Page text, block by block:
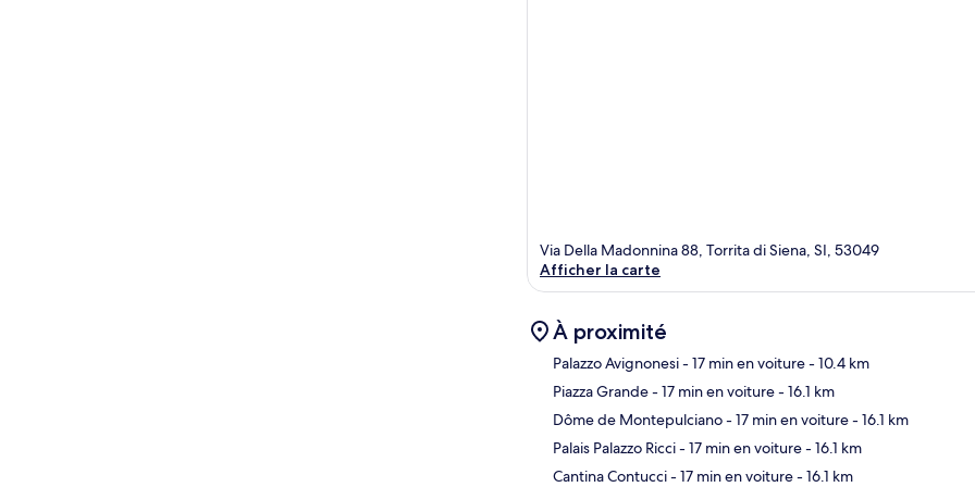
Via Della Madonnina 88, Torrita di Siena, SI, 53049
Afficher la carte
À proximité
Palazzo Avignonesi- 17 min en voiture- 10.4 km
Piazza Grande- 17 min en voiture- 16.1 km
Dôme de Montepulciano- 17 min en voiture- 16.1 km
Palais Palazzo Ricci- 17 min en voiture- 16.1 km
Cantina Contucci- 17 min en voiture- 16.1 km